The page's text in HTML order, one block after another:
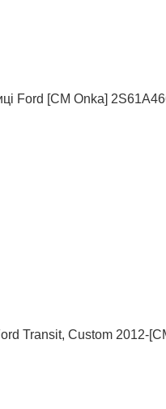
Ford [СМ Onka]
Transit, Custom 2012-